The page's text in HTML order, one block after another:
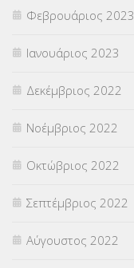
Φεβρουάριος 2023
Ιανουάριος 2023
Δεκέμβριος 2022
Νοέμβριος 2022
Οκτώβριος 2022
Σεπτέμβριος 2022
Αύγουστος 2022